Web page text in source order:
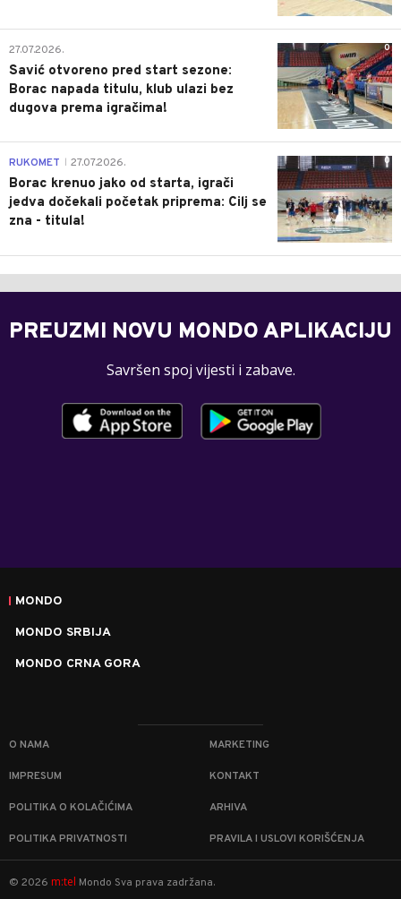
0
27.07.2026.
Savić otvoreno pred start sezone:
Borac napada titulu, klub ulazi bez
dugova prema igračima!
0
RUKOMET 27.07.2026.
Borac krenuo jako od starta, igrači
jedva dočekali početak priprema: Cilj se
zna - titula!
PREUZMI NOVU MONDO APLIKACIJU
Savršen spoj vijesti i zabave.
MONDO
MONDO SRBIJA
MONDO CRNA GORA
O NAMA MARKETING
IMPRESUM KONTAKT
POLITIKA O KOLAČIĆIMA ARHIVA
POLITIKA PRIVATNOSTI PRAVILA I USLOVI KORIŠĆENJA
© 2026 m:tel Mondo Sva prava zadržana.